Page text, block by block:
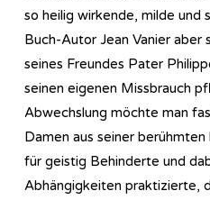
so heilig wirkende, milde und
Buch-Autor Jean Vanier aber
seines Freundes Pater
seinen eigenen Missbrauch
Abwechslung möchte man
Damen aus seiner
für geistig Behinderte und
Abhängigkeiten praktizierte,